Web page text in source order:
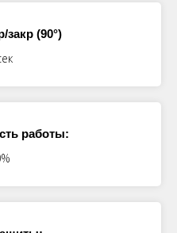
закр (90°)
работы: